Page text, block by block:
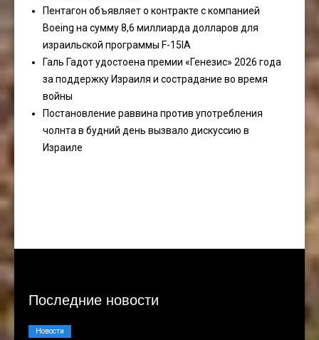
Пентагон объявляет о контракте с компанией
Boeing на сумму 8,6 миллиарда долларов для
израильской программы F-15IA
Галь Гадот удостоена премии «Генезис» 2026 года
за поддержку Израиля и сострадание во время
войны
Постановление раввина против употребления
чолнта в будний день вызвало дискуссию в
Израиле
Последние новости
Новости